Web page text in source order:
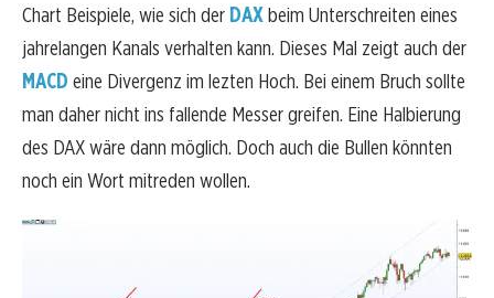
Chart Beispiele, wie sich der DAXbeim Unterschreiten eines
jahrelangen Kanals verhalten kann. Dieses Mal zeigt auch der
MACD eine Divergenz im lezten Hoch. Bei einem Bruch sollte
man daher nicht ins fallende Messer greifen. Eine Halbierung
des DAX wäre dann möglich. Doch auch die Bullen könnten
noch ein Wort mitreden wollen.